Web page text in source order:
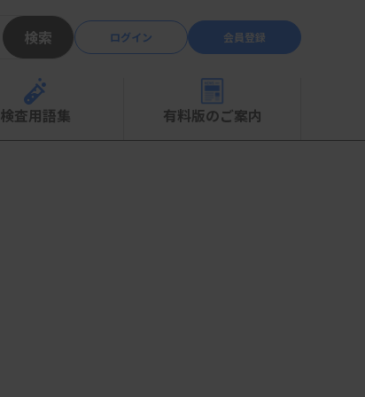
検索 ログイン 会員登録
検査用語集 有料版のご案内